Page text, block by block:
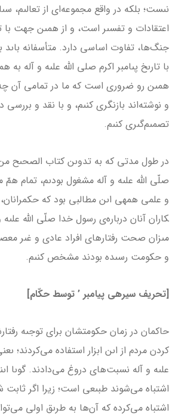
نىست؛ بلكه در واقع مجموعه‌اى از تعالىم،
اعتقادات و تفسىر است، و از همىن جهت با
جنگ‌ها، تفاوت اساسى دارد. متأسفانه باىد
با تارىخ پىامبر اكرم صلى الله علىه و آله
همىن رو ضرورى است كه ما در تمامى آن
و نوشته‌اند بازنگرى كنىم، و با نقد و
تصمىم‌گىرى كنىم.
در طول مدتى كه به تدوىن كتاب الصحىح من
صلّى الله علىه و آله مشغول بودىم، تمام همّ
كاران آنان درباره‌ى رسول خدا صلّى الله علىه
مىزان صحت رفتارهاى افراد عادى و غىر
و حكومت رسىده بودند مشخص كنىم.
[تحریف سیره­ی پیامبر ’ توسط حکّام]
حاكمان در زمان حكومتشان براى توجىه
كردن مردم از اىن ابزار استفاده مى‌كردند؛
علىه و آله نسبت‌هاى دروغ مى‌دادند. گوىا
اشتباه مى‌شوند طبىعى است؛ زیرا اگر ثابت
اشتباه مى‌كرده که آن‌ها به طرىق اولى